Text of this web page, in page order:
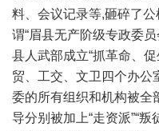
料、会议记录等,砸碎了
谓“眉县无产阶级专政委
县人武部成立“抓革命、
贸、工交、文卫四个办公
委的所有组织和机构被全
导分别被加上“走资派”“叛